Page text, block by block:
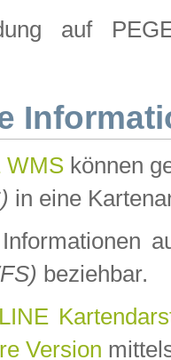
auf
WMS können
in eine
beziehbar.
Version